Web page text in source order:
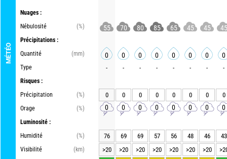
MÉTÉO
Nuages :
Nébulosité
(%)
Précipitations :
Quantité
(mm)
Type
Risques :
Précipitation
(%)
Orage
(%)
Luminosité :
Humidité
(%)
Visibilité
(km)
55 70 80 85 65 45 45 45
0 0 0 0 0 0 0 0
- - - - - - - -
0 0 0 0 0 0 0 0
0 0 0 0 0 0 0 0
76 69 69 57 56 48 46
43
>20
>20 >20 >20 >20 >20 >20